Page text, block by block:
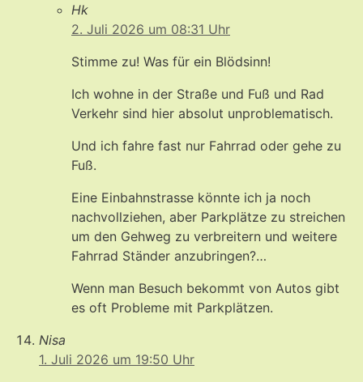
Hk
2. Juli 2026 um 08:31 Uhr
Stimme zu! Was für ein Blödsinn!
Ich wohne in der Straße und Fuß und Rad
Verkehr sind hier absolut unproblematisch.
Und ich fahre fast nur Fahrrad oder gehe zu
Fuß.
Eine Einbahnstrasse könnte ich ja noch
nachvollziehen, aber Parkplätze zu streichen
um den Gehweg zu verbreitern und weitere
Fahrrad Ständer anzubringen?…
Wenn man Besuch bekommt von Autos gibt
es oft Probleme mit Parkplätzen.
Nisa
1. Juli 2026 um 19:50 Uhr